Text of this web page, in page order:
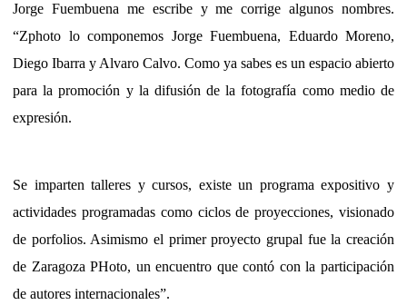
Jorge Fuembuena me escribe y me corrige algunos nombres.
“Zphoto lo componemos Jorge Fuembuena, Eduardo Moreno,
Diego Ibarra y Alvaro Calvo. Como ya sabes es un espacio abierto
para la promoción y la difusión de la fotografía como medio de
expresión.
Se imparten talleres y cursos, existe un programa expositivo y
actividades programadas como ciclos de proyecciones, visionado
de porfolios. Asimismo el primer proyecto grupal fue la creación
de Zaragoza PHoto, un encuentro que contó con la participación
de autores internacionales”.